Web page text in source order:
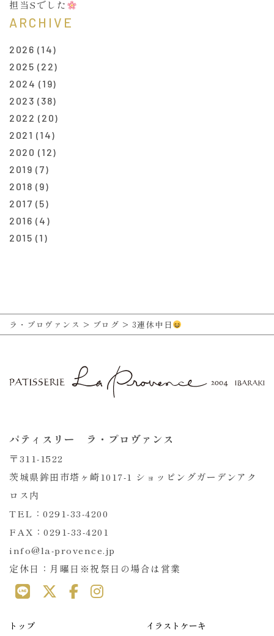
担当Sでした
ARCHIVE
2026 (14)
2025 (22)
2024 (19)
2023 (38)
2022 (20)
2021 (14)
2020 (12)
2019 (7)
2018 (9)
2017 (5)
2016 (4)
2015 (1)
ラ・プロヴァンス > ブログ > 3連休中日
パティスリー ラ・プロヴァンス
〒311-1522
茨城県鉾田市塔ヶ崎1017-1 ショッピングガーデンアク
ロス内
TEL：0291-33-4200
FAX：0291-33-4201
info@la-provence.jp
定休日：月曜日※祝祭日の場合は営業
トップ イラストケーキ